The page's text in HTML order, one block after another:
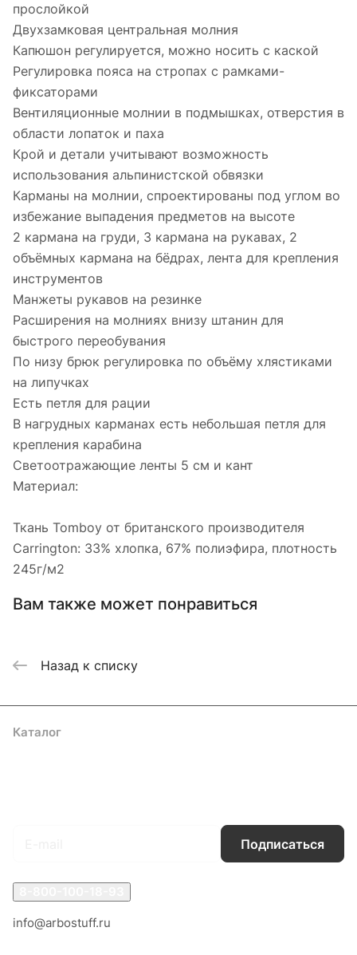
прослойкой
Двухзамковая центральная молния
Капюшон регулируется, можно носить с каской
Регулировка пояса на стропах с рамками-
фиксаторами
Вентиляционные молнии в подмышках, отверстия в
области лопаток и паха
Крой и детали учитывают возможность
использования альпинистской обвязки
Карманы на молнии, спроектированы под углом во
избежание выпадения предметов на высоте
2 кармана на груди, 3 кармана на рукавах, 2
объёмных кармана на бёдрах, лента для крепления
инструментов
Манжеты рукавов на резинке
Расширения на молниях внизу штанин для
быстрого переобувания
По низу брюк регулировка по объёму хлястиками
на липучках
Есть петля для рации
В нагрудных карманах есть небольшая петля для
крепления карабина
Светоотражающие ленты 5 см и кант
Материал:
Ткань Tomboy от британского производителя
Carrington: 33% хлопка, 67% полиэфира, плотность
245г/м2
Вам также может понравиться
Назад к списку
Каталог
Подписаться
info@arbostuff.ru